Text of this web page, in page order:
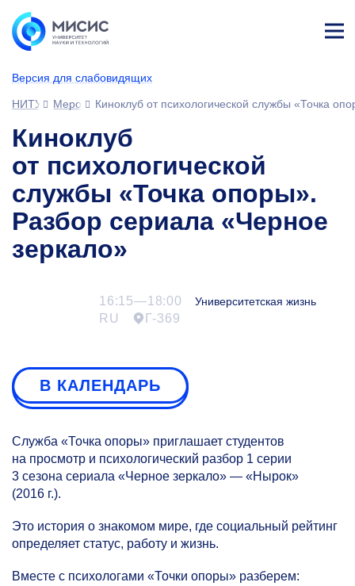
Версия для слабовидящих
ине
НИТУ МИСИСМероприятияКиноклуб от психологической службы «Точка
Киноклуб
от психологической
службы «Точка опоры».
Разбор сериала «Черное
зеркало»
16:15—18:00 Университетская жизнь
RU Г-369
В КАЛЕНДАРЬ
Служба «Точка опоры» приглашает студентов
на просмотр и психологический разбор 1 серии
3 сезона сериала «Черное зеркало» — «Нырок»
(2016 г.).
Это история о знакомом мире, где социальный рейтинг
определяет статус, работу и жизнь.
Вместе с психологами «Точки опоры» разберем: